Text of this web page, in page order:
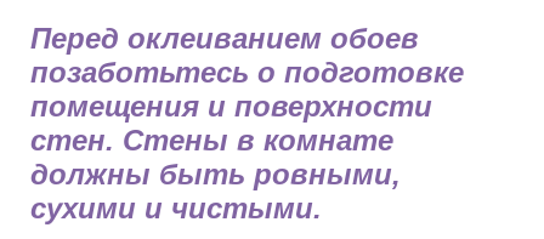
Перед оклеиванием обоев
позаботьтесь о подготовке
помещения и поверхности
стен. Стены в комнате
должны быть ровными,
сухими и чистыми.